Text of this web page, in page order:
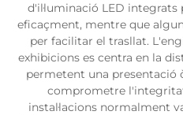
d'il·luminació LED
eficaçment, mentre que
per facilitar el trasllat.
exhibicions es centra en la
permetent una presentació
comprometre
instal·lacions normalment